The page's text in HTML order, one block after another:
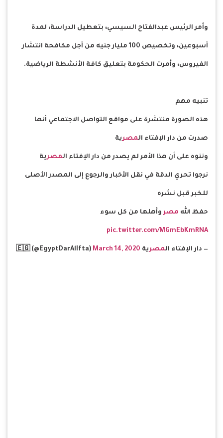
وأمر الرئيس عبدالفتاح السيسي، بتعطيل الدراسة، لمدة
أسبوعين، وتخصيص 100 مليار جنيه من أجل مكافحة انتشار
الفيروس، وأمرت الحكومة بتعليق كافة الأنشطة الرياضية.
تنبيه مهم
هذه الصورة منتشرة على مواقع التواصل الاجتماعي أنها
صدرت من دار الإفتاء المصرية
وننوه على أن هذا الأمر لم يصدر من دار الإفتاء المصرية
نرجوا تحري الدقة في نقل الأخبار والرجوع إلى المصدر الأصلى
للخبر قبل نشره
حفظ الله مصروأهلها من كل سوء
pic.twitter.com/MGmEbKmRNA
— دار الإفتاء المصرية 🇪🇬 (@EgyptDarAlIfta) March 14, 2020